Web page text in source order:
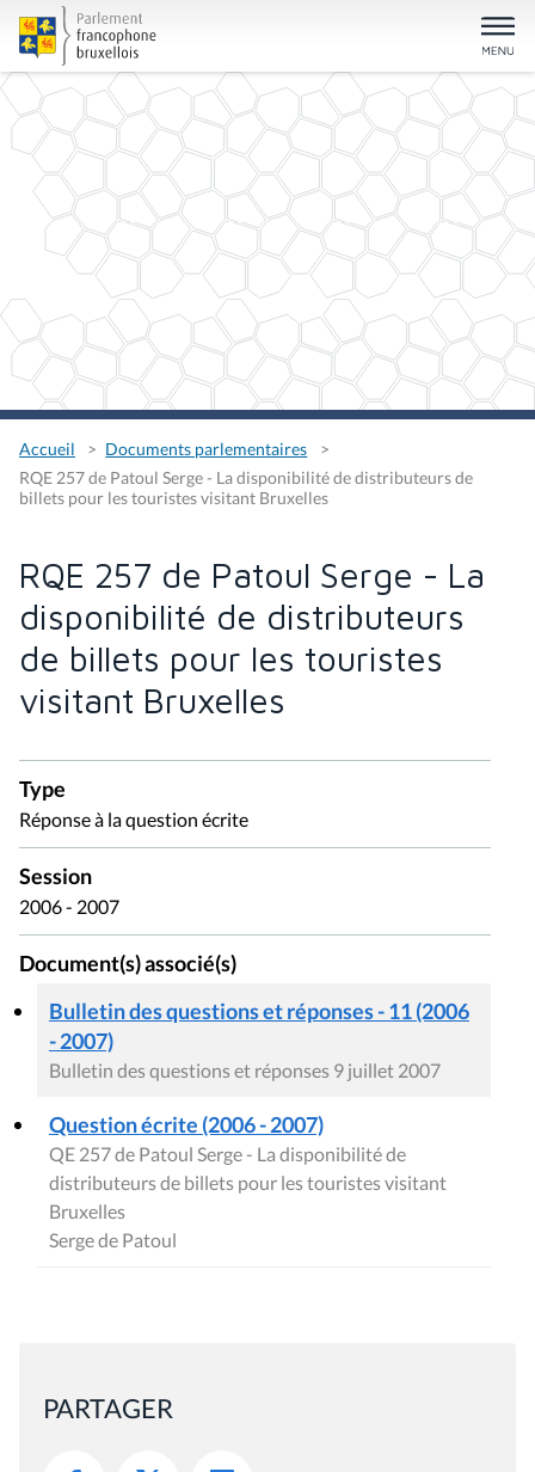
Accueil
Documents parlementaires
RQE 257 de Patoul Serge - La disponibilité de distributeurs de
billets pour les touristes visitant Bruxelles
RQE 257 de Patoul Serge - La
disponibilité de distributeurs
de billets pour les touristes
visitant Bruxelles
Type
Réponse à la question écrite
Session
2006 - 2007
Document(s) associé(s)
Bulletin des questions et réponses - 11 (2006
- 2007)
Bulletin des questions et réponses 9 juillet 2007
Question écrite (2006 - 2007)
QE 257 de Patoul Serge - La disponibilité de
distributeurs de billets pour les touristes visitant
Bruxelles
Serge de Patoul
PARTAGER